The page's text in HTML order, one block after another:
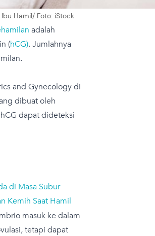
Hamil/ Foto: iStock
adalah
(hCG). Jumlahnya
and Gynecology di
dibuat oleh
dapat dideteksi
di Masa Subur
Kemih Saat Hamil
masuk ke dalam
tetapi dapat